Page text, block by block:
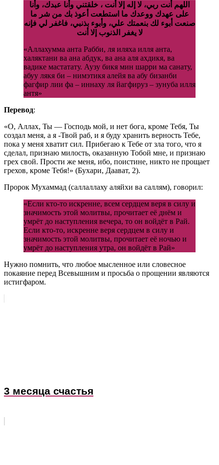
اللهم أنت ربي، لا إله إلا أنت ، خلقتني وأنا عبدك، وأنا
على عهدك ووعدك ما استطعت أعوذ بك من شر ما
صنعت أبوء لك بنعمتك علي، وأبوء بذنبي، فاغفر لي فإنه
لا يغفر الذنوب إلا أنت
«Аллахумма анта Рабби, ля иляха илля анта,
халяктани ва ана абдук, ва ана аля ахдикя, ва
вадике мастатату. Аузу бикя мин шарри ма санату,
абуу лякя би – нимэтикя алейя ва абу бизанби
фагфир лии фа – иннаху ля йагфируз – зунуба илля
антя»
Перевод:
«О, Аллах, Ты — Господь мой, и нет бога, кроме Тебя, Ты
создал меня, а я -Твой раб, и я буду хранить верность Тебе,
пока у меня хватит сил. Прибегаю к Тебе от зла того, что я
сделал, признаю милость, оказанную Тобой мне, и признаю
грех свой. Прости же меня, ибо, поистине, никто не прощает
грехов, кроме Тебя!» (Бухари, Даават, 2).
Пророк Мухаммад (саллаллаху аляйхи ва саллям), говорил:
«Если кто-то искренне, всем сердцем веря в силу и
значимость этой молитвы, прочитает её днём и
умрёт до наступления вечера, то он войдёт в Рай.
Если кто-то, искренне веря сердцем в силу и
значимость этой молитвы, прочитает её ночью и
умрёт до наступления утра, он войдёт в Рай»
Нужно помнить, что любое мысленное или словесное
покаяние перед Всевышним и просьба о прощении являются
истигфаром.
3 месяца счастья